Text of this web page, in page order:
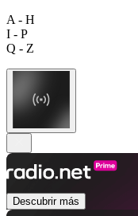
A - H
I - P
Q - Z
Descubrir más